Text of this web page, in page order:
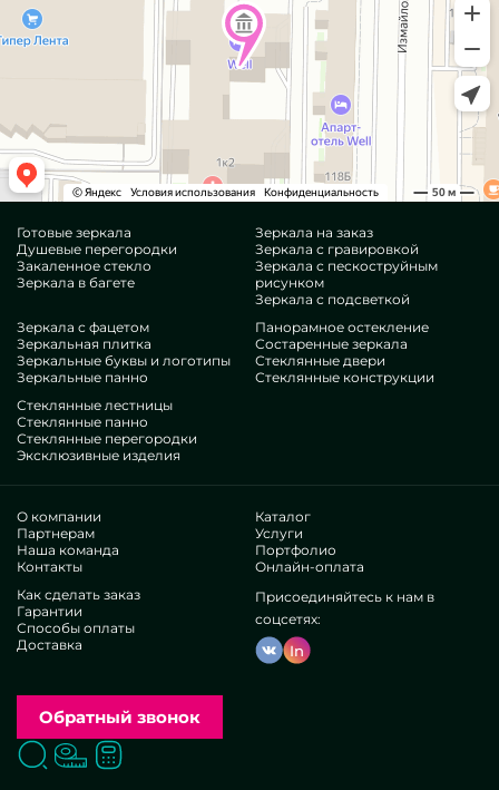
Готовые зеркала
Душевые перегородки
Закаленное стекло
Зеркала в багете
Зеркала на заказ
Зеркала с гравировкой
Зеркала с пескоструйным
рисунком
Зеркала с подсветкой
Зеркала с фацетом
Зеркальная плитка
Зеркальные буквы и логотипы
Зеркальные панно
Панорамное остекление
Состаренные зеркала
Стеклянные двери
Стеклянные конструкции
Стеклянные лестницы
Стеклянные панно
Стеклянные перегородки
Эксклюзивные изделия
О компании
Партнерам
Наша команда
Контакты
Каталог
Услуги
Портфолио
Онлайн-оплата
Как сделать заказ
Гарантии
Способы оплаты
Доставка
Присоединяйтесь к нам в
соцсетях:
In
Обратный звонок
ПоискВызвать замерщика